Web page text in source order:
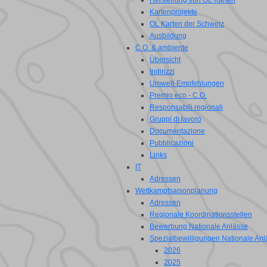
Kartenprojekte
OL Karten der Schweiz
Ausbildung
C.O. & ambiente
Übersicht
Indirizzi
Umwelt-Empfehlungen
Premio eco - C.O.
Responsabili regionali
Gruppi di lavoro
Documentazione
Pubblicazioni
Links
IT
Adressen
Wettkampfsaisonplanung
Adressen
Regionale Koordinationsstellen
Bewerbung Nationale Anlässe
Spezialbewilligungen Nationale
2026
2025